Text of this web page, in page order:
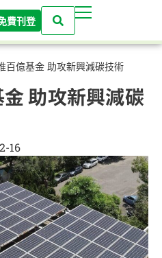
費刊登
百億基金 助攻新興減碳技術
助攻新興減碳
16